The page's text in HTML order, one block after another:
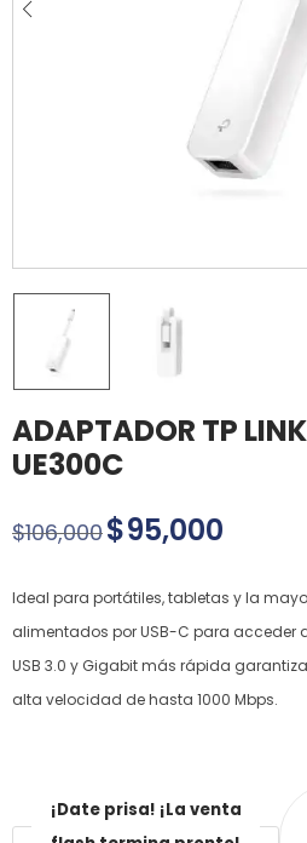
ADAPTADOR TP
UE300C
$106,000$95,000
Ideal para portátiles, tabletas y la
alimentados por USB-C para acceder
USB 3.0 y Gigabit más rápida
alta velocidad de hasta 1000 Mbps.
¡Date prisa! ¡La venta